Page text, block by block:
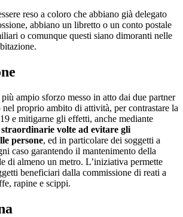
reso a coloro che abbiano già delegato
abbiano un libretto o un conto postale
o comunque questi siano dimoranti nelle
ampio sforzo messo in atto dai due partner
proprio ambito di attività, per contrastare la
e mitigarne gli effetti, anche mediante
volte ad evitare gli
persone, ed in particolare dei soggetti a
caso garantendo il mantenimento della
di almeno un metro. L’iniziativa permette
beneficiari dalla commissione di reati a
rapine e scippi.